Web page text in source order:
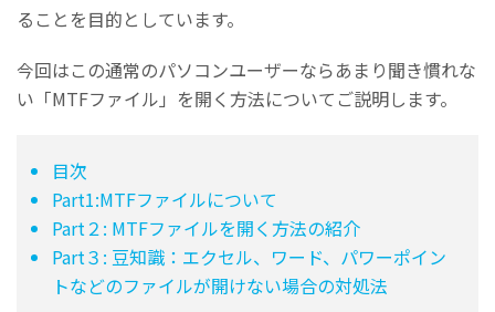
ることを目的としています。
今回はこの通常のパソコンユーザーならあまり聞き慣れな
い「MTFファイル」を開く方法についてご説明します。
目次
Part1:MTFファイルについて
Part２: MTFファイルを開く方法の紹介
Part３: 豆知識：エクセル、ワード、パワーポイン
トなどのファイルが開けない場合の対処法